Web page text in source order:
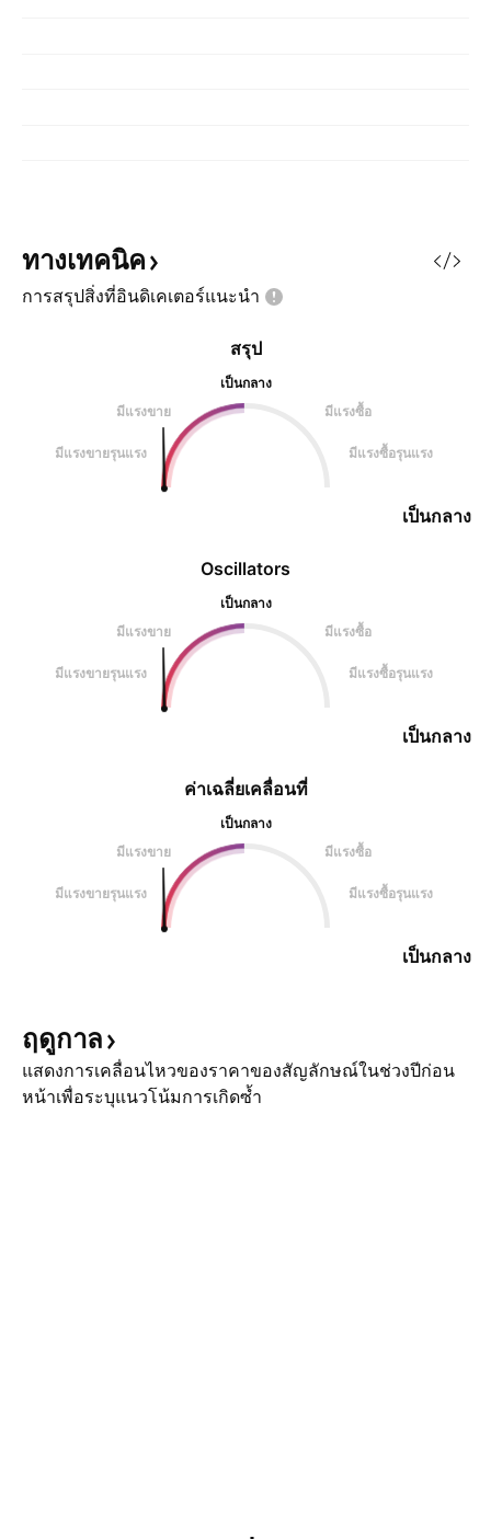
ทางเทคนิค
การสรุปสิ่งที่อินดิเคเตอร์แนะนำ
Oscillators
เป็นกลาง
มีแรงขาย
มีแรงซื้อ
มีแรงขายรุนแรง มีแรงซื้อรุนแรง
เป็นกลาง
สรุป
เป็นกลาง
มีแรงขาย
มีแรงซื้อ
มีแรงขายรุนแรง มีแรงซื้อรุนแรง
เป็นกลาง
ค่าเฉลี่ยเคลื่อนที่
เป็นกลาง
มีแรงขาย
มีแรงซื้อ
มีแรงขายรุนแรง มีแรงซื้อรุนแรง
เป็นกลาง
ฤดูกาล
แสดงการเคลื่อนไหวของราคาของสัญลักษณ์ในช่วงปีก่อน
หน้าเพื่อระบุแนวโน้มการเกิดซ้ำ